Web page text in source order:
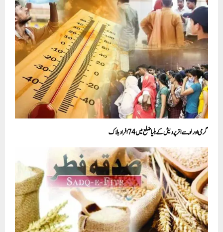
گرمی اور لُو سےاترپردیش کے بلیا ضلع میں 74افراد ہلاک